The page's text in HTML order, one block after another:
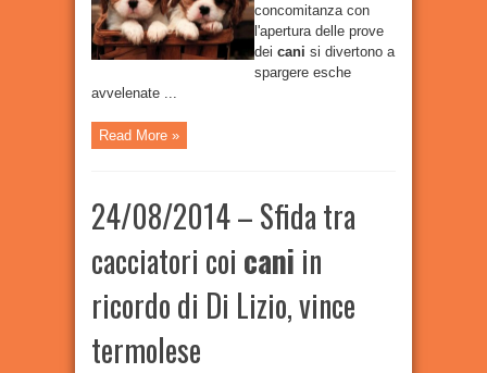
concomitanza con
l'apertura delle prove
dei cani si divertono a
spargere esche
avvelenate ...
Read More »
24/08/2014 – Sfida tra
cacciatori coi cani in
ricordo di Di Lizio, vince
termolese